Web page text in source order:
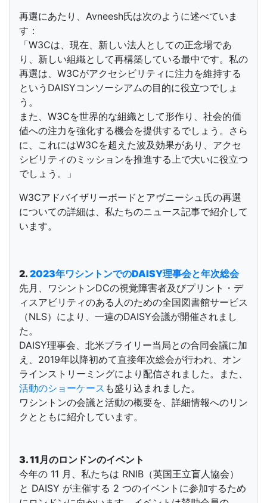
再選にあたり、Avneesh氏は次のように述べていま
す：
「W3Cは、現在、新しい法人としての正念場であ
り、新しい組織として再構築している最中です。私の
再選は、W3Cがアクセシビリティに注力を維持する
というDAISYコンソーシアムの目的に役立つでしょ
う。
また、W3Cを世界的な組織として形作り、社会的価
値への注力を強化する機会を提供するでしょう。さら
に、これにはW3Cを超えた波及効果があり、アクセ
シビリティのミッションを推進する上で大いに役立つ
でしょう。」
W3Cアドバイザリーボードとアヴニーシュ氏の再選
についての詳細は、私たちのニュース記事で紹介して
います。
2. 2023年ワシントンでのDAISY理事会と年次総会
先月、ワシントンDCの視覚障害者及びプリント・デ
ィスアビリティのある人のための全国図書館サービス
（NLS）により、一連のDAISY会議が開催されまし
た。
DAISY理事会、北米ブライリー当局との合同会議に加
え、2019年以降初めて直接年次総会が行われ、オン
ラインストリーミングにより配信されました。また、
活動のショーケース も盛り込まれました。
ワシントンの会議と活動の概要を、詳細情報へのリン
クとともに紹介しています。
3. 11月のロンドンのイベント
今年の 11 月、私たちは RNIB（英国王立盲人協会）
と DAISY が主催する 2 つのイベントに参加するため